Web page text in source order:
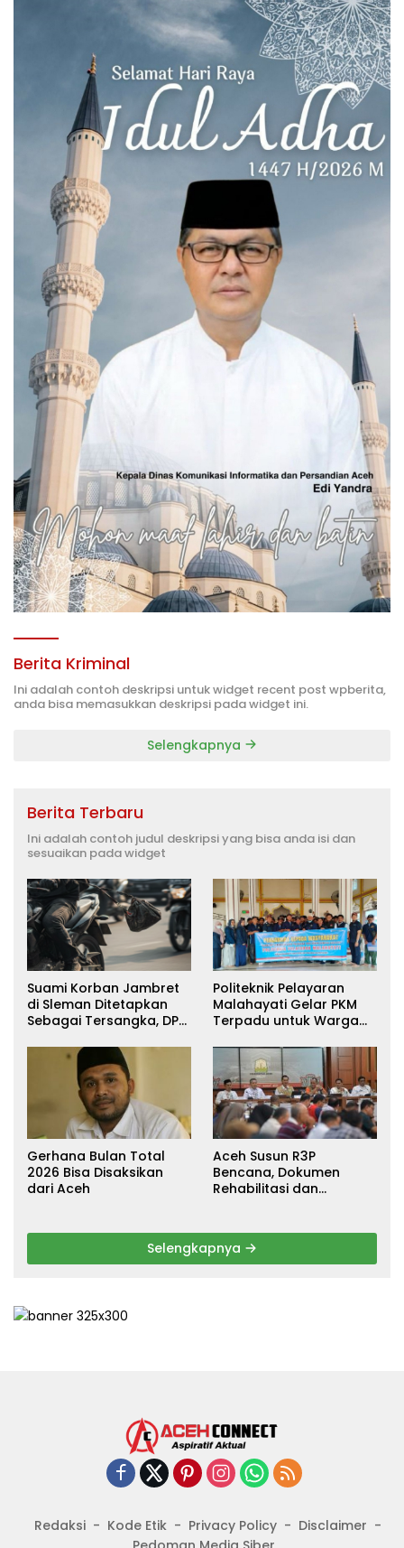
Berita Kriminal
Ini adalah contoh deskripsi untuk widget recent post wpberita,
anda bisa memasukkan deskripsi pada widget ini.
Selengkapnya
Berita Terbaru
Ini adalah contoh judul deskripsi yang bisa anda isi dan
sesuaikan pada widget
Suami Korban Jambret
di Sleman Ditetapkan
Sebagai Tersangka, DPR
Keadilan
Politeknik Pelayaran
Malahayati Gelar PKM
Terpadu untuk Warga
Pidie Jaya
Gerhana Bulan Total
2026 Bisa Disaksikan
dari Aceh
Aceh Susun R3P
Bencana, Dokumen
Rehabilitasi dan
Selengkapnya
Redaksi Kode Etik Privacy Policy
Disclaimer